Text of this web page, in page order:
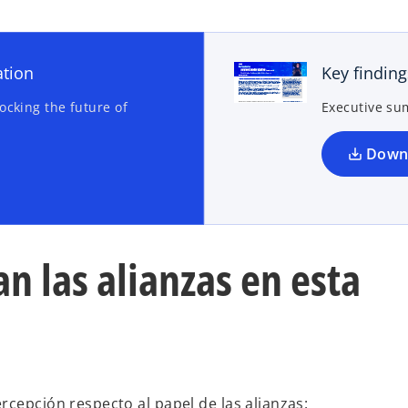
the future of
Key
Executive
las alianzas en esta
respecto al papel de las alianzas: